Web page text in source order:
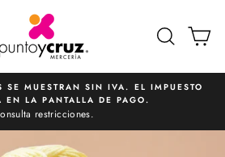
diapositivas
SE MUESTRAN SIN IVA. EL IMPUESTO
EN LA PANTALLA DE PAGO.
restricciones.